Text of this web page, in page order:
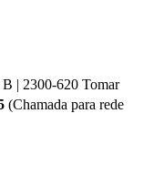
| 2300-620 Tomar
(Chamada para rede